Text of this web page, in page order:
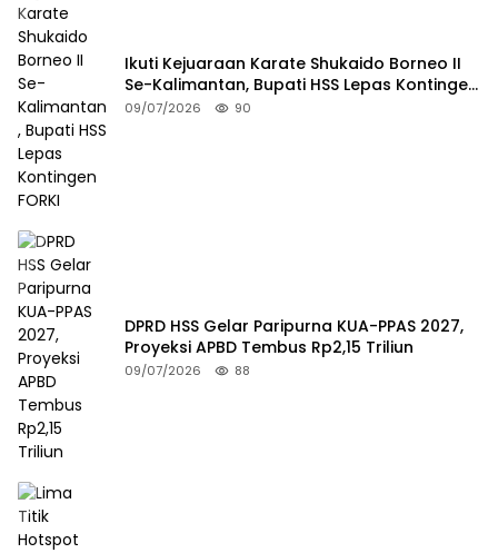
Ikuti Kejuaraan Karate Shukaido Borneo II
Se-Kalimantan, Bupati HSS Lepas Kontingen
FORKI
09/07/2026 90
DPRD HSS Gelar Paripurna KUA-PPAS 2027,
Proyeksi APBD Tembus Rp2,15 Triliun
09/07/2026 88